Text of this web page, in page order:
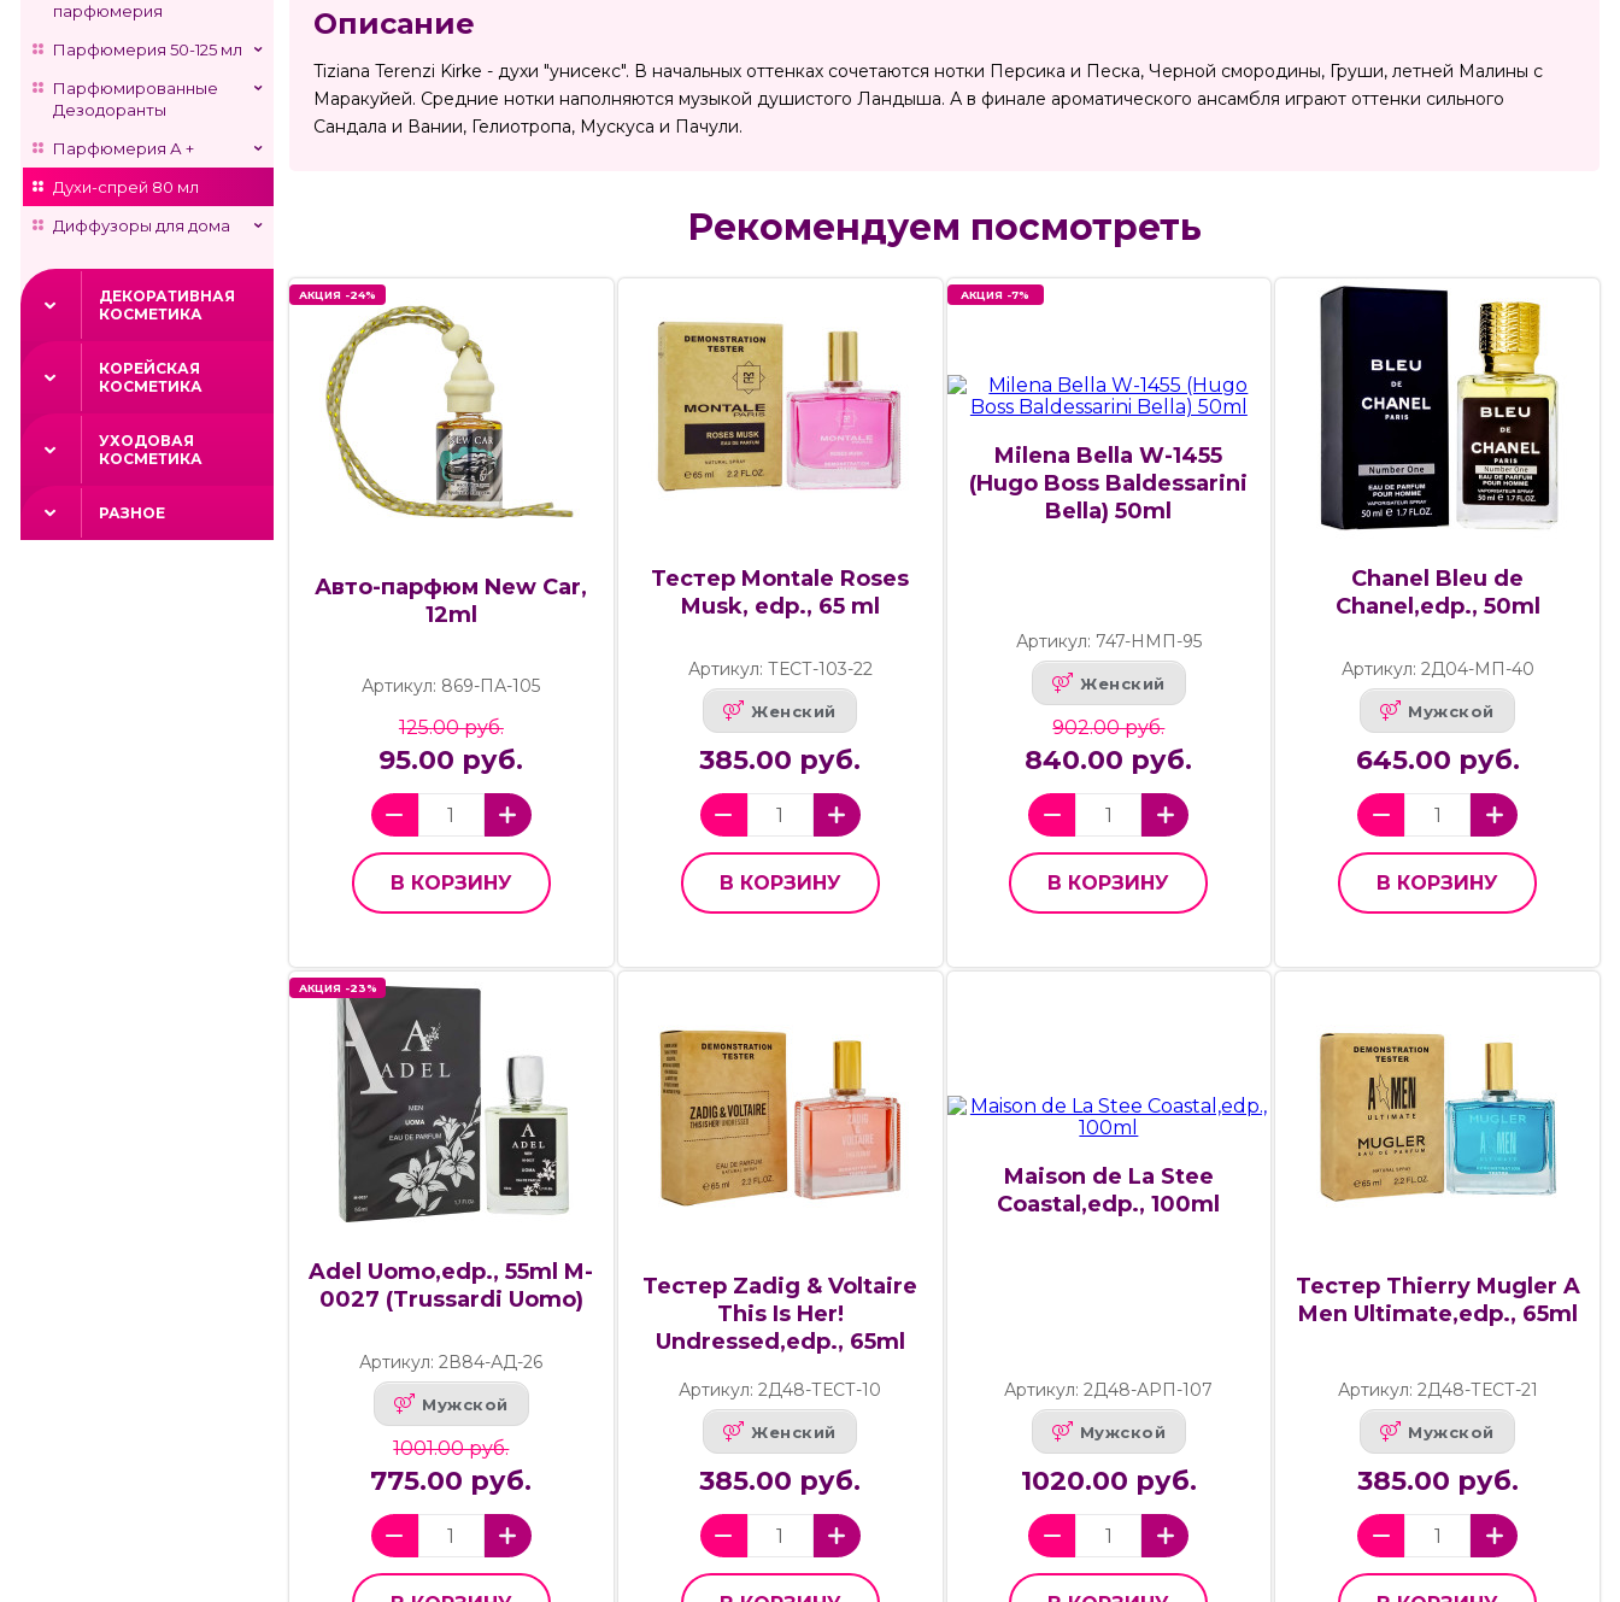
парфюмерия
Парфюмерия 50-125 мл
Парфюмированные
Дезодоранты
Парфюмерия А +
Духи-спрей 80 мл
Диффузоры для дома
ДЕКОРАТИВНАЯ
КОСМЕТИКА
КОРЕЙСКАЯ
КОСМЕТИКА
УХОДОВАЯ
КОСМЕТИКА
РАЗНОЕ
Описание
Tiziana Terenzi Kirke - духи "унисекс". В начальных оттенках сочетаются нотки Персика и Песка, Черной смородины, Груши, летней Малины с
Маракуйей. Средние нотки наполняются музыкой душистого Ландыша. А в финале ароматического ансамбля играют оттенки сильного
Сандала и Вании, Гелиотропа, Мускуса и Пачули.
Рекомендуем посмотреть
АКЦИЯ -24%
Авто-парфюм New Car,
12ml
Артикул: 869-ПА-105
125.00 руб.
95.00 руб.
В КОРЗИНУ
Тестер Montale Roses
Musk, edp., 65 ml
Артикул: ТЕСТ-103-22
Женский
385.00 руб.
В КОРЗИНУ
АКЦИЯ -7%
Milena Bella W-1455
(Hugo Boss Baldessarini
Bella) 50ml
Артикул: 747-НМП-95
Женский
902.00 руб.
840.00 руб.
В КОРЗИНУ
Chanel Bleu de
Chanel,edp., 50ml
Артикул: 2Д04-МП-40
Мужской
645.00 руб.
В КОРЗИНУ
АКЦИЯ -23%
Adel Uomo,edp., 55ml M-
0027 (Trussardi Uomo)
Артикул: 2В84-АД-26
Мужской
1001.00 руб.
775.00 руб.
Тестер Zadig & Voltaire
This Is Her!
Undressed,edp., 65ml
Артикул: 2Д48-ТЕСТ-10
Женский
385.00 руб.
Maison de La Stee
Coastal,edp., 100ml
Артикул: 2Д48-АРП-107
Мужской
1020.00 руб.
Тестер Thierry Mugler A
Men Ultimate,edp., 65ml
Артикул: 2Д48-ТЕСТ-21
Мужской
385.00 руб.